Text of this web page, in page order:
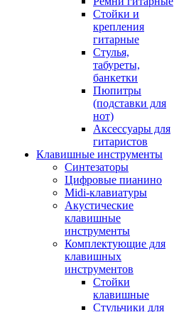
Стойки и
крепления
гитарные
Стулья,
табуреты,
банкетки
Пюпитры
(подставки для
нот)
Аксессуары для
гитаристов
Клавишные инструменты
Синтезаторы
Цифровые пианино
Midi-клавиатуры
Акустические
клавишные
инструменты
Комплектующие для
клавишных
инструментов
Стойки
клавишные
Стульчики для